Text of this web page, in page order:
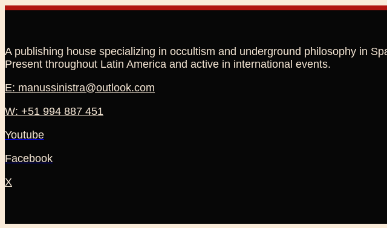
A publishing house specializing in occultism and underground philosophy in
Present throughout Latin America and active in international events.
E: manussinistra@outlook.com
W: +51 994 887 451
Youtube
Facebook
X